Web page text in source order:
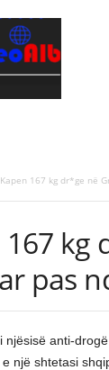
Kapen 167 kg dr*ge në
167 kg
pas
njësisë anti-
një shtetasi